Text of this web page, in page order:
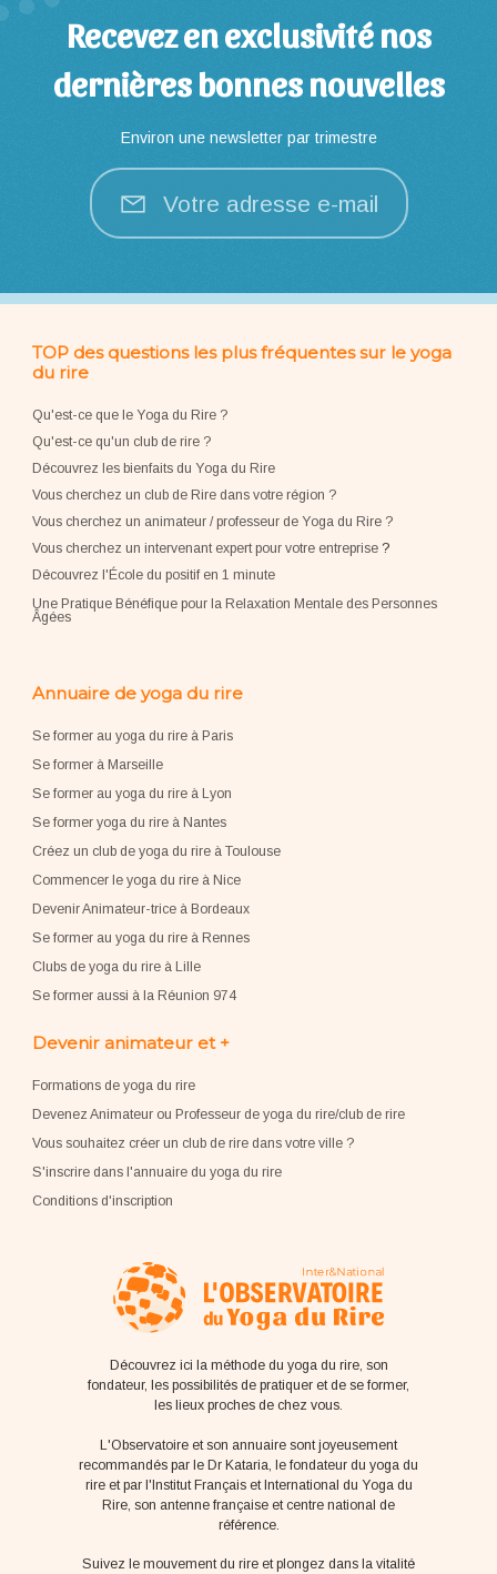
Recevez en exclusivité nos
dernières bonnes nouvelles
Environ une newsletter par trimestre
Votre adresse e-mail
TOP des questions les plus fréquentes sur le yoga
du rire
Qu'est-ce que le Yoga du Rire ?
Qu'est-ce qu'un club de rire ?
Découvrez les bienfaits du Yoga du Rire
Vous cherchez un club de Rire dans votre région ?
Vous cherchez un animateur / professeur de Yoga du Rire ?
Vous cherchez un intervenant expert pour votre entreprise?
Découvrez l'École du positif en 1 minute
Une Pratique Bénéfique pour la Relaxation Mentale des Personnes
Âgées
Annuaire de yoga du rire
Se former au yoga du rire à Paris
Se former à Marseille
Se former au yoga du rire à Lyon
Se former yoga du rire à Nantes
Créez un club de yoga du rire à Toulouse
Commencer le yoga du rire à Nice
Devenir Animateur-trice à Bordeaux
Se former au yoga du rire à Rennes
Clubs de yoga du rire à Lille
Se former aussi à la Réunion 974
Devenir animateur et +
Formations de yoga du rire
Devenez Animateur ou Professeur de yoga du rire/club de rire
Vous souhaitez créer un club de rire dans votre ville ?
S'inscrire dans l'annuaire du yoga du rire
Conditions d'inscription
Découvrez ici la méthode du yoga du rire, son
fondateur, les possibilités de pratiquer et de se former,
les lieux proches de chez vous.
L'Observatoire et son annuaire sont joyeusement
recommandés par le Dr Kataria, le fondateur du yoga du
rire et par l'Institut Français et International du Yoga du
Rire, son antenne française et centre national de
référence.
Suivez le mouvement du rire et plongez dans la vitalité